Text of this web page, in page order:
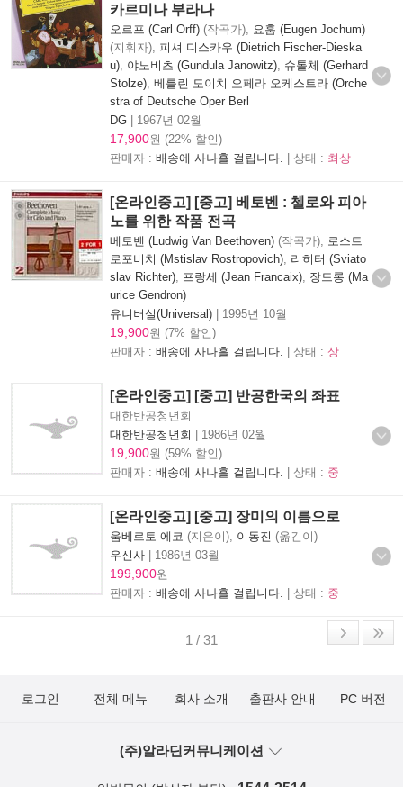
카르미나 부라나
오르프 (Carl Orff) (작곡가),
요훔 (Eugen Jochum)
(지휘자), 피셔 디스카우 (Dietrich Fischer-Dieska
u) 야노비츠 (Gundula Janowitz) 슈톨체 (Gerhard
Stolze) 베를린 도이치 오페라 오케스트라 (Orche
stra of Deutsche Oper Berl
DG | 1967년 02월
17,900원 (22% 할인)
판매자 : 배송에 사나흘 걸립니다. | 상태 : 최상
[온라인중고] [중고] 베토벤 : 첼로와 피아
노를 위한 작품 전곡
베토벤 (Ludwig Van Beethoven) (작곡가),
로스트
로포비치 (Mstislav Rostropovich) 리히터 (Sviato
slav Richter)
프랑세 (Jean Francaix) 장드롱 (Ma
urice Gendron)
유니버설(Universal) | 1995년 10월
19,900원 (7% 할인)
판매자 : 배송에 사나흘 걸립니다. | 상태 : 상
[온라인중고] [중고] 반공한국의 좌표
대한반공청년회
대한반공청년회 | 1986년 02월
19,900원 (59% 할인)
판매자 : 배송에 사나흘 걸립니다. | 상태 : 중
[온라인중고] [중고] 장미의 이름으로
움베르토 에코 (지은이), 이동진 (옮긴이)
우신사 | 1986년 03월
199,900원
판매자 : 배송에 사나흘 걸립니다. | 상태 : 중
1 / 31
로그인 전체 메뉴 회사 소개 출판사 안내 PC 버전
(주)알라딘커뮤니케이션